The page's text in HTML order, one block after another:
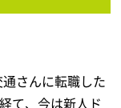
さんに転職した
て、今は新人ド